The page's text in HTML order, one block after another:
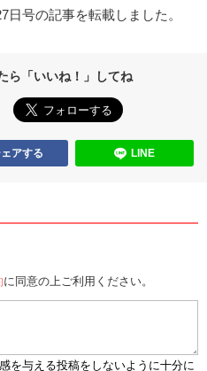
号の記事を転載しました。
ら「いいね！」してね
アする LINE
に同意の上ご利用ください。